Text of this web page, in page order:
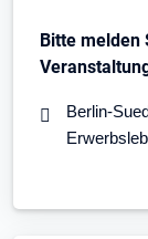
Bitte melden
Berlin-